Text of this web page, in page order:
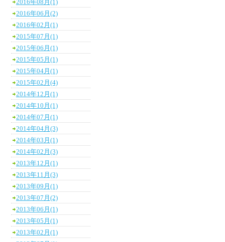
2016年08月(1)
2016年06月(2)
2016年02月(1)
2015年07月(1)
2015年06月(1)
2015年05月(1)
2015年04月(1)
2015年02月(4)
2014年12月(1)
2014年10月(1)
2014年07月(1)
2014年04月(3)
2014年03月(1)
2014年02月(3)
2013年12月(1)
2013年11月(3)
2013年09月(1)
2013年07月(2)
2013年06月(1)
2013年05月(1)
2013年02月(1)